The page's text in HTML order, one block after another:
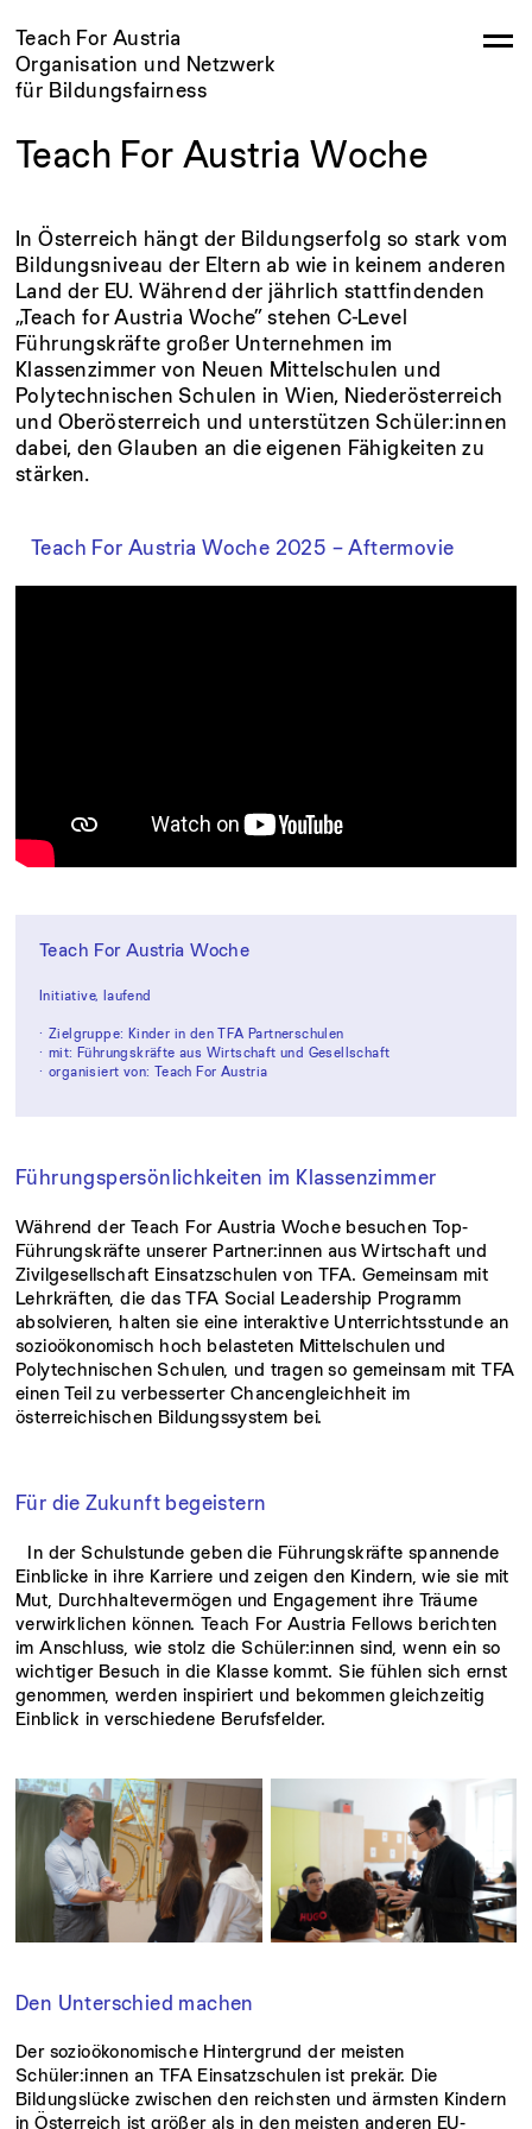
Teach For Austria
Organisation und Netzwerk
für Bildungsfairness
Teach For Austria Woche
In Österreich hängt der Bildungserfolg so stark vom
Bildungsniveau der Eltern ab wie in keinem anderen
Land der EU. Während der jährlich stattfindenden
„Teach for Austria Woche” stehen C-Level
Führungskräfte großer Unternehmen im
Klassenzimmer von Neuen Mittelschulen und
Polytechnischen Schulen in Wien, Niederösterreich
und Oberösterreich und unterstützen Schüler:innen
dabei, den Glauben an die eigenen Fähigkeiten zu
stärken.
Teach For Austria Woche 2025 – Aftermovie
Führungspersönlichkeiten im Klassenzimmer
Während der Teach For Austria Woche besuchen Top-
Führungskräfte unserer Partner:innen aus Wirtschaft und
Zivilgesellschaft Einsatzschulen von TFA. Gemeinsam mit
Lehrkräften, die das TFA Social Leadership Programm
absolvieren, halten sie eine interaktive Unterrichtsstunde an
sozioökonomisch hoch belasteten Mittelschulen und
Polytechnischen Schulen, und tragen so gemeinsam mit TFA
einen Teil zu verbesserter Chancengleichheit im
österreichischen Bildungssystem bei.
Für die Zukunft begeistern
In der Schulstunde geben die Führungskräfte spannende
Einblicke in ihre Karriere und zeigen den Kindern, wie sie mit
Mut, Durchhaltevermögen und Engagement ihre Träume
verwirklichen können. Teach For Austria Fellows berichten
im Anschluss, wie stolz die Schüler:innen sind, wenn ein so
wichtiger Besuch in die Klasse kommt. Sie fühlen sich ernst
genommen, werden inspiriert und bekommen gleichzeitig
Einblick in verschiedene Berufsfelder.
Teach For Austria Woche
Initiative, laufend
Zielgruppe: Kinder in den TFA Partnerschulen
mit: Führungskräfte aus Wirtschaft und Gesellschaft
organisiert von: Teach For Austria
Den Unterschied machen
Der sozioökonomische Hintergrund der meisten
Schüler:innen an TFA Einsatzschulen ist prekär. Die
Bildungslücke zwischen den reichsten und ärmsten Kindern
in Österreich ist größer als in den meisten anderen EU-